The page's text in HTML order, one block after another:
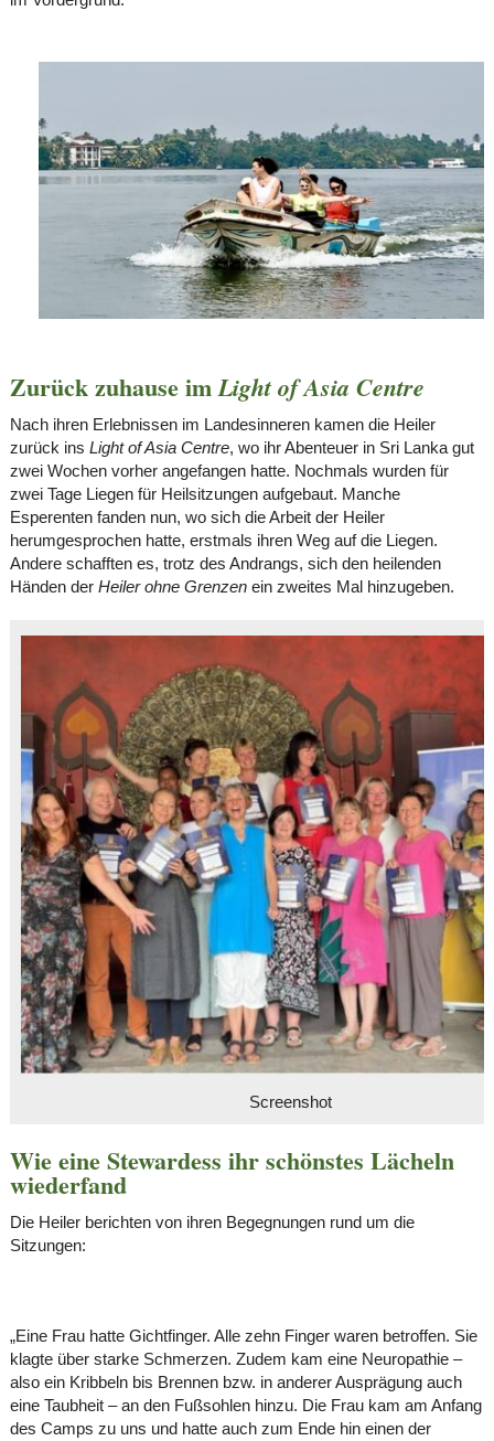
Zurück zuhause imLight of Asia Centre
Nach ihren Erlebnissen im Landesinneren kamen die Heiler
zurück ins Light of Asia Centre, wo ihr Abenteuer in Sri Lanka gut
zwei Wochen vorher angefangen hatte. Nochmals wurden für
zwei Tage Liegen für Heilsitzungen aufgebaut. Manche
Esperenten fanden nun, wo sich die Arbeit der Heiler
herumgesprochen hatte, erstmals ihren Weg auf die Liegen.
Andere schafften es, trotz des Andrangs, sich den heilenden
Händen der Heiler ohne Grenzenein zweites Mal hinzugeben.
Screenshot
Wie eine Stewardess ihr schönstes Lächeln
wiederfand
Die Heiler berichten von ihren Begegnungen rund um die
Sitzungen:
„Eine Frau hatte Gichtfinger. Alle zehn Finger waren betroffen. Sie
klagte über starke Schmerzen. Zudem kam eine Neuropathie –
also ein Kribbeln bis Brennen bzw. in anderer Ausprägung auch
eine Taubheit – an den Fußsohlen hinzu. Die Frau kam am Anfang
des Camps zu uns und hatte auch zum Ende hin einen der